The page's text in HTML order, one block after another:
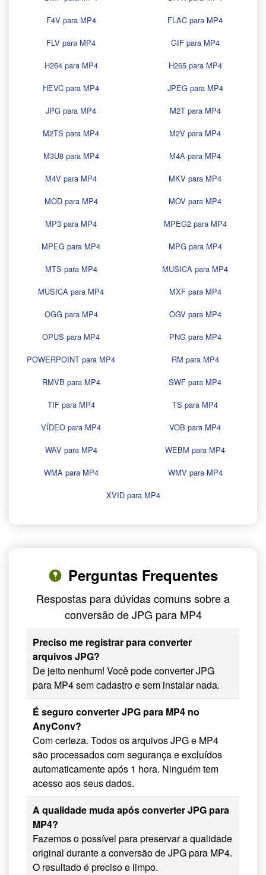
F4V para MP4
FLAC para MP4
FLV para MP4
GIF para MP4
H264 para MP4
H265 para MP4
HEVC para MP4
JPEG para MP4
JPG para MP4
M2T para MP4
M2TS para MP4
M2V para MP4
M3U8 para MP4
M4A para MP4
M4V para MP4
MKV para MP4
MOD para MP4
MOV para MP4
MP3 para MP4
MPEG2 para MP4
MPEG para MP4
MPG para MP4
MTS para MP4
MUSICA para MP4
MUSICA para MP4
MXF para MP4
OGG para MP4
OGV para MP4
OPUS para MP4
PNG para MP4
POWERPOINT para MP4
RM para MP4
RMVB para MP4
SWF para MP4
TIF para MP4
TS para MP4
VÍDEO para MP4
VOB para MP4
WAV para MP4
WEBM para MP4
WMA para MP4
WMV para MP4
XVID para MP4
Perguntas Frequentes
Respostas para dúvidas comuns sobre a
conversão de JPG para MP4
Preciso me registrar para converter
arquivos JPG?
De jeito nenhum! Você pode converter JPG
para MP4 sem cadastro e sem instalar nada.
É seguro converter JPG para MP4 no
AnyConv?
Com certeza. Todos os arquivos JPG e MP4
são processados com segurança e excluídos
automaticamente após 1 hora. Ninguém tem
acesso aos seus dados.
A qualidade muda após converter JPG para
MP4?
Fazemos o possível para preservar a qualidade
original durante a conversão de JPG para MP4.
O resultado é preciso e limpo.